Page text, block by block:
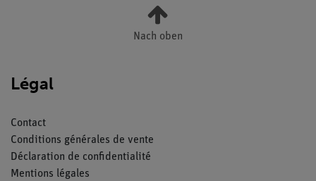
Nach oben
Légal
Contact
Conditions générales de vente
Déclaration de confidentialité
Mentions légales